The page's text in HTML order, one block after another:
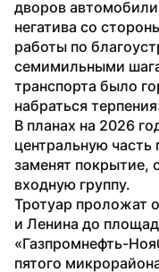
дворов
негатива со
работы по
семимильными
транспорта было
набраться
В планах на 2026
центральную
заменят покрытие,
входную группу.
Тротуар проложат
и Ленина до
«Газпромнефть-
пятого